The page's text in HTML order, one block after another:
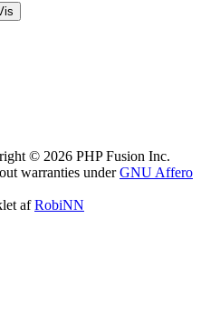
© 2026 PHP Fusion Inc.
warranties underGNU Affero
afRobiNN